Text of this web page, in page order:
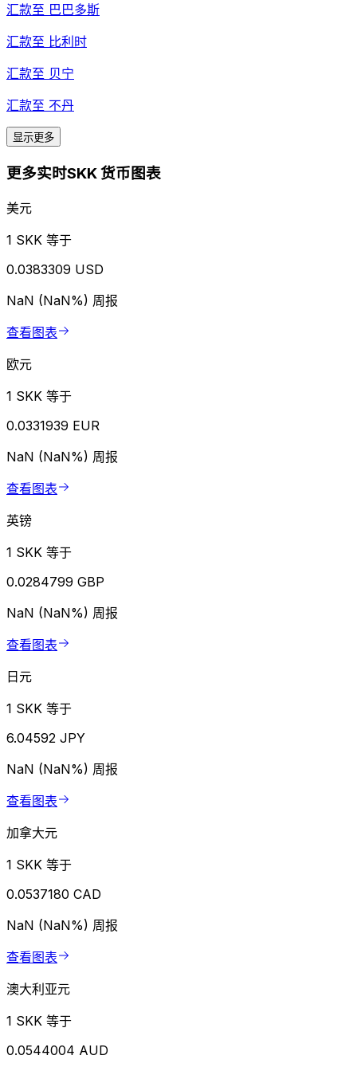
汇款至 巴巴多斯
汇款至 比利时
汇款至 贝宁
汇款至 不丹
显示更多
更多实时SKK 货币图表
美元
1 SKK 等于
0.0383309 USD
NaN (NaN%) 周报
查看图表
欧元
1 SKK 等于
0.0331939 EUR
NaN (NaN%) 周报
查看图表
英镑
1 SKK 等于
0.0284799 GBP
NaN (NaN%) 周报
查看图表
日元
1 SKK 等于
6.04592 JPY
NaN (NaN%) 周报
查看图表
加拿大元
1 SKK 等于
0.0537180 CAD
NaN (NaN%) 周报
查看图表
澳大利亚元
1 SKK 等于
0.0544004 AUD